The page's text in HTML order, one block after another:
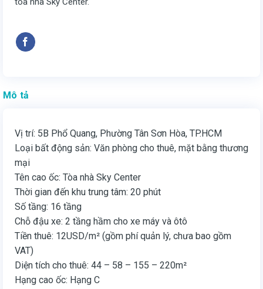
Mô tả
Vị trí: 5B Phổ Quang, Phường Tân Sơn Hòa, TP.HCM
Loại bất động sản: Văn phòng cho thuê, mặt bằng thương
mại
Tên cao ốc: Tòa nhà Sky Center
Thời gian đến khu trung tâm: 20 phút
Số tầng: 16 tầng
Chỗ đậu xe: 2 tầng hầm cho xe máy và ôtô
Tiền thuê: 12USD/m² (gồm phí quản lý, chưa bao gồm
VAT)
Diện tích cho thuê: 44 – 58 – 155 – 220m²
Hạng cao ốc: Hạng C